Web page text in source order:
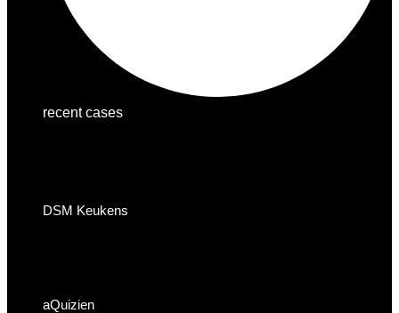
recent cases
DSM Keukens
aQuizien